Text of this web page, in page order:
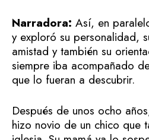
Narradora: Así, en
y exploró su personalidad,
amistad y también su
siempre iba acompañado
que lo fueran a descubrir.
Después de unos ocho
hizo novio de un chico que